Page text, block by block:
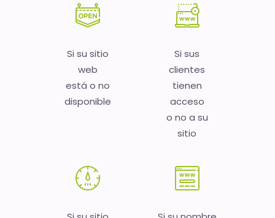
Si su sitio
web
está o no
disponible
Si sus
clientes
tienen
acceso
o no a su
sitio